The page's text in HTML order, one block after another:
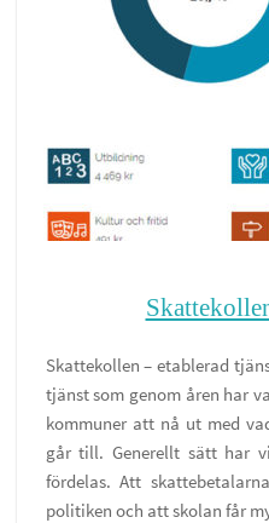
Skattekollen – etablerad
tjänst som genom åren har
kommuner att nå ut med
går till. Generellt sätt har
fördelas. Att
politiken och att skolan får